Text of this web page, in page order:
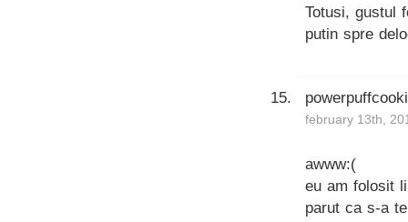
Totusi, gustul
putin spre
february 13th,
awww:(
eu am folosit
parut ca s-a